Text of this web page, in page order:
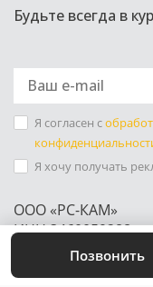
Будьте всегда в
Я согласен с
Я хочу получать
ООО «РС-КАМ»
ИНН 3460059288
+7 (8442) 45-96-34
Юр. Адрес:
Позвонить